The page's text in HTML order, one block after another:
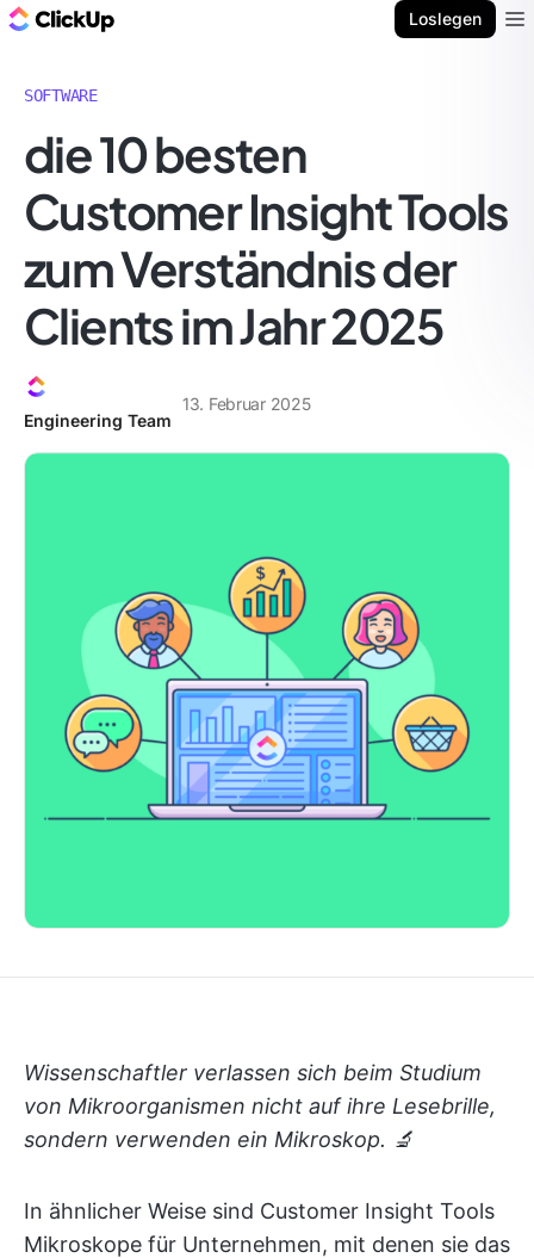
Loslegen
SOFTWARE
die 10 besten
Customer Insight Tools
zum Verständnis der
Clients im Jahr 2025
Engineering Team
13. Februar 2025
Wissenschaftler verlassen sich beim Studium
von Mikroorganismen nicht auf ihre Lesebrille,
sondern verwenden ein Mikroskop. 🔬
In ähnlicher Weise sind Customer Insight Tools
Mikroskope für Unternehmen, mit denen sie das